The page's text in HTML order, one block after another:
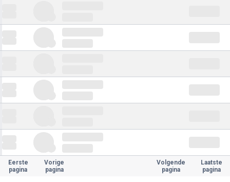
Eerste
pagina
Vorige
pagina
Volgende
pagina
Laatste
pagina